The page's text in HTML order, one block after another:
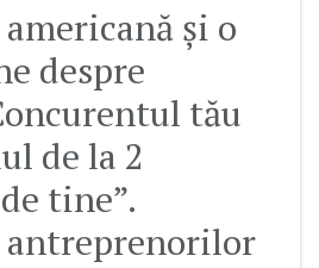
și o
despre
tău
de la 2
tine”.
antreprenorilor